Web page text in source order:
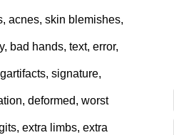
acnes, skin blemishes,
bad hands, text, error,
signature,
deformed, worst
extra limbs, extra